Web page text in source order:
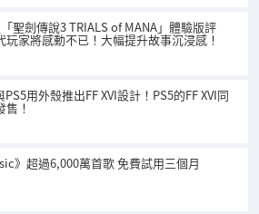
聖劍傳說3 TRIALS of MANA」體驗版評
玩家將感動不已！大幅提升故事沉浸感！
用外殼推出FF XVI設計！PS5的FF XVI同
售！
》超過6,000萬首歌 免費試用三個月